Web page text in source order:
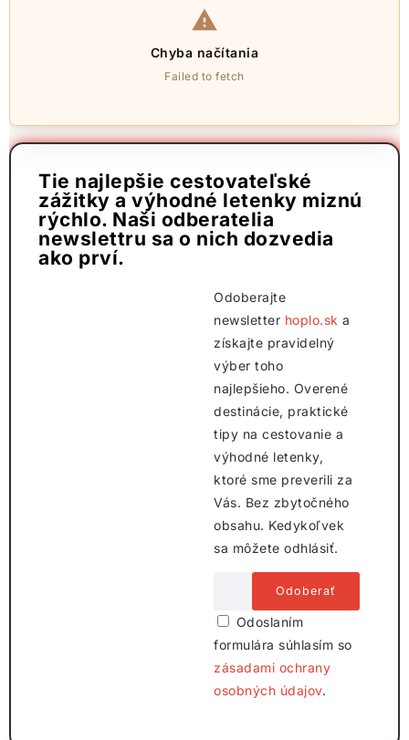
Chyba načítania
Failed to fetch
Tie najlepšie cestovateľské
zážitky a výhodné letenky miznú
rýchlo. Naši odberatelia
newslettru sa o nich dozvedia
ako prví.
Odoberajte
newsletter hoplo.sk a
získajte pravidelný
výber toho
najlepšieho. Overené
destinácie, praktické
tipy na cestovanie a
výhodné letenky,
ktoré sme preverili za
Vás. Bez zbytočného
obsahu. Kedykoľvek
sa môžete odhlásiť.
Odoslaním
formulára súhlasím so
zásadami ochrany
osobných údajov.